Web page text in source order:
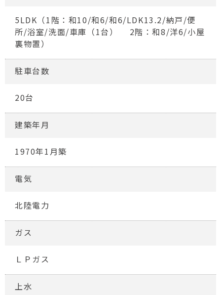
5LDK（1階：和10/和6/和6/LDK13.2/納戸/便
所/浴室/洗面/車庫（1台） 2階：和8/洋6/小屋
裏物置）
駐車台数
20台
建築年月
1970年1月築
電気
北陸電力
ガス
ＬＰガス
上水